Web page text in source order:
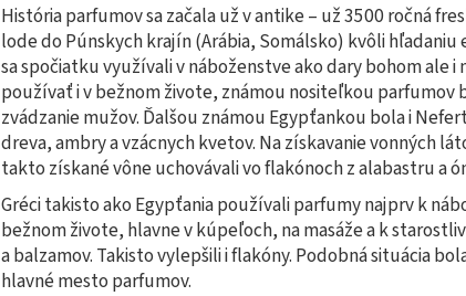
História parfumov sa začala už v antike – už 3500 ročná
lode do Púnskych krajín (Arábia, Somálsko) kvôli
sa spočiatku využívali v náboženstve ako dary bohom ale
používať i v bežnom živote, známou nositeľkou parfumov
zvádzanie mužov. Ďalšou známou Egypťankou bola i
dreva, ambry a vzácnych kvetov. Na získavanie vonných
takto získané vône uchovávali vo flakónoch z alabastru a
Gréci takisto ako Egypťania používali parfumy najprv k
bežnom živote, hlavne v kúpeľoch, na masáže a k
a balzamov. Takisto vylepšili i flakóny. Podobná situácia
hlavné mesto parfumov.